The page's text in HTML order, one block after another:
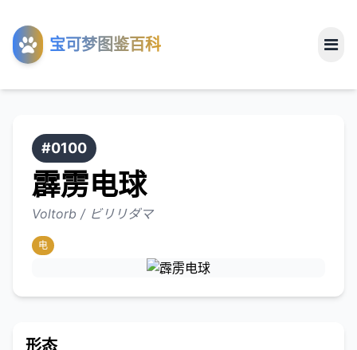
宝可梦图鉴百科
工具
关于
#0100
霹雳电球
Voltorb / ビリリダマ
电
形态